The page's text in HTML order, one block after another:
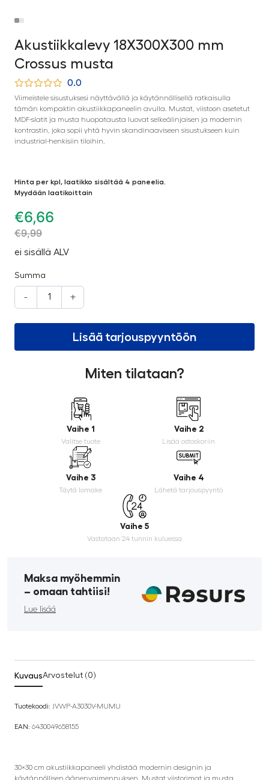
Akustiikkalevy 18X300X300 mm
Crossus musta
0.0
Viimeistele sisustuksesi näyttävällä ja käytännöllisellä ratkaisulla
tämän kompaktin akustiikkapaneelin avulla. Mustat, viistoon asetetut
MDF-slatit ja musta huopatausta luovat selkeälinjaisen ja modernin
kontrastin, joka sopii yhtä hyvin skandinaaviseen sisustukseen kuin
industrial-henkisiin tiloihin.
Hinta per kpl, laatikko sisältää 4 paneelia.
Myydään laatikoittain
€6,66
€9,99
ei sisällä ALV
Summa
- +
Lisää tarjouspyyntöön
Miten tilataan?
Vaihe 1
Valitse tuote
Vaihe 2
Lisää ostoskoriin
Vaihe 3
Täytä lomake
Vaihe 4
Lähetä tarjouspyyntö
Vaihe 5
Vastataan 24 tunnin kuluessa
Maksa myöhemmin
­– omaan tahtiisi!
Lue lisää
KuvausArvostelut (0)
Tuotekoodi: JVWP-A3030V-MUMU
EAN: 6430049658155
30×30 cm akustiikkapaneeli yhdistää modernin designin ja
käytännöllisen äänenvaimennuksen. Mustat viistorimat ja musta